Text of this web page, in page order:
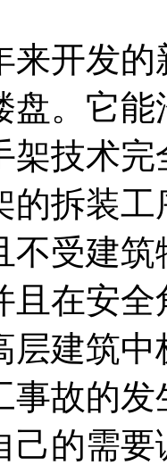
来开发
盘。它
架技术
的拆装
不受建
且在安
层建筑
事故的
己的需